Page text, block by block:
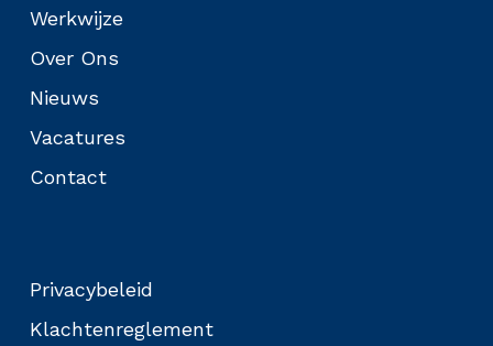
Werkwijze
Over Ons
Nieuws
Vacatures
Contact
Privacybeleid
Klachtenreglement